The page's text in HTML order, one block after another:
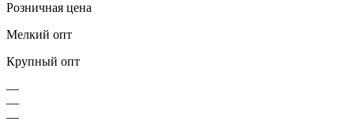
Розничная цена
Мелкий опт
Крупный опт
—
—
—